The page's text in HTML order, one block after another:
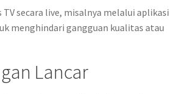
secara live, misalnya melalui aplikasi
menghindari gangguan kualitas atau
Lancar